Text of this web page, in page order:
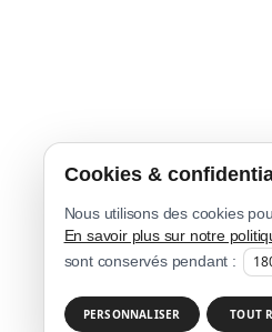
Cookies &
Nous utilisons des cookies
En savoir plus sur notre
sont conservés pendant :
PERSONNALISER TOUT